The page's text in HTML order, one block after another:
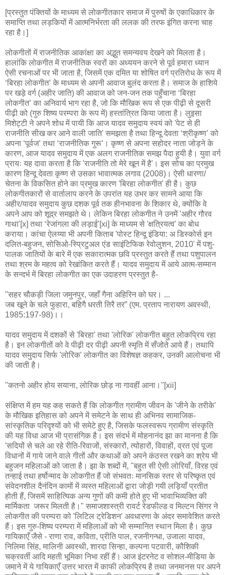
[प्रस्तुत पंक्तियों के माध्यम से लोकगीतकार समाज में पुरुषों के एकाधिकार के
समाप्ति तथा लड़कियों में आत्मनिर्भरता की ललक की तरफ इंगित करना चाह
रहा है।]
लोकगीतों में राजनीतिक आकांक्षा का अद्भुत समन्यवय देखने को मिलता है।
हालांकि लोकगीत में राजनीतिक स्वरों का अध्ययन करने से पूर्व हमारा ध्यान
ऐसी रचनाओं पर भी जाता है, जिसमें एक दमित या शोषित वर्ग प्रतिरोध के रूप में
‘बिरहा लोकगीत’ के माध्यम से अपनी आवाज बुलंद करता है। समाज के हाशिये
पर खड़े वर्ग (अहीर जाति) की आवाज को जन-जन तक पहुँचाना ‘बिरहा
लोकगीत’ का अनिवार्य भाग रहा है, जो कि मौखिक रूप से एक पीढ़ी से दूसरी
पीढ़ी को (गुरु शिष्य परम्परा के रूप में) हस्तांत्रित किया जाता है। लुइसा
मिशेट्टी ने अपने शोध में पायी कि आज यादव समुदाय स्वयं को 'पेट से ही
राजनीति सीख कर आने वाली जाति' समझता है तथा हिन्दू देवता ‘श्रीकृष्ण’ को
अपना ‘पूर्वज’ तथा ‘राजनीतिक गुरू’। कृष्ण से अपना सहोदर नाता जोड़ने के
कारण, आज यादव समुदाय में एक अलग राजनीतिक समझ पैदा हुयी है। युवा वर्ग
प्रायः यह दावा करता है कि 'राजनीति तो मेरे खून में है'। इस सोच का प्रमुख
कारण हिन्दू देवता कृष्ण से उसका भावात्मक लगाव (2008)। ऐसी धारणा/
चेतना के विकसित होने का प्रमुख कारण 'बिरहा लोकगीत' ही है। कुछ
लोकगीतकारों से वार्तालाप करने के उपरांत यह उभर कर सामने आया कि
अहीर/यादव समुदाय कुछ दशक पूर्व तक हीनभावना के शिकार थे, क्योंकि वे
अपने आप को शूद्र समझते थे। लेकिन बिरहा लोकगीत ने उनमें 'अहीर गौरव
गाथा'[x] तथा ‘रेजांगला की लड़ाई’[xi] के माध्यम से 'क्षत्रियत्व' का बोध
कराया। कांचा ऐलय्या भी अपनी किताब 'पोस्ट हिन्दू इंडिया: अ डिस्कोर्स इन
दलित-बहुजन, सोसिओ-स्प्रिटुअल एंड साइंटिफिक रेवोलुशन, 2010' में पशु-
पालक जातियों के बारे में एक सकारात्मक छवि प्रस्तुत करते हैं तथा पशुपालन
तथा श्रम के महत्व को रेखांकित करते हैं। यादव समुदाय में आये आत्म-सम्मान
के सन्दर्भ में बिरहा लोकगीत का एक उदाहरण प्रस्तुत है-
''सहर चौकड़ी जिला जमुनपुर, जहाँ गैना अहिरिन को घर। ...
जब खूने के चले फुहारा, बहिगै धरती तिरै तर” (एम. प्रताप नारायण अवस्थी,
1985:197-98)।।
यादव समुदाय में दशकों से 'बिरहा' तथा 'लोरिक' लोकगीत बहुत लोकप्रिय रहा
है। इन लोकगीतों को वे पीढ़ी दर पीढ़ी अपनी स्मृति में सँजोते आये हैं। तथापि
यादव समुदाय सिर्फ 'लोरिक' लोकगीत का विशेषज्ञ कहकर, उनकी आलोचना भी
की जाती है।
''कतनो अहीर होय सयाना, लोरिक छोड़ ना गावहीं आना।''[xii]
संक्षिप्त में हम यह कह सकते हैं कि लोकगीत ग्रामीण जीवन के 'जीने के तरीके'
के मौखिक इतिहास को अपने में समेटने के साथ ही अभिनव सामाजिक-
सांस्कृतिक परिदृश्यों को भी समेटे हुए है, जिसके फलस्वरूप ग्रामीण संस्कृति
की यह विधा आज भी प्रासंगिक है। इस संदर्भ में मोहनानंद झा का मानना है कि
'सदियों से चले आ रहे रीति-रिवाजों, संस्कारों, त्योहारों, विवाहों, व्रत एवं पूजा
विधानों में गाये जाने वाले गीतों और कथाओं को अपने कंठस्त रखने का श्रेय भी
बहुजन महिलाओं को जाता है। झा के शब्दों में, "बहुत सी ऐसी लोरियाँ, विरह एवं
तन्हाई तथा हर्षोन्माद के लोकगीत हैं जो संभवतः मानसिक स्तर से परिष्कृत एवं
संवेदनशील दैनंदिन कामों में व्यस्त महिलाओं द्वारा जोड़ी गयी लड़ियाँ प्रतीत
होती हैं, जिसमें साहित्यिक अन्य गुणों की कमी होते हुए भी भावाभिव्यक्ति की
मार्मिकता जरूर मिलती है।" समाजशास्त्री रावर्ट रेडफील्ड व मिल्टन सिंगर ने
लोकगीत की परम्परा को 'लिटिल ट्रेडिशन' अवधारणा के अंदर समावेशित करते
हैं। इस गुरु-शिष्य परम्परा में महिलाओं को भी सम्मानित स्थान मिला है। कुछ
गायिकाएँ जैसे - राणा राव, कविता, प्रीति पाल, रजनीगन्धा, उजाला यादव,
निलिमा सिंह, मालिनी अवस्थी, शारदा सिन्हा, कल्पना पटवारी, कौशिकी
चक्रवर्ती आदि महती भूमिका निभा रहीं हैं। आज इंटरनेट व सोशल-मीडिया के
जमाने में ये गायिकाएँ उत्तर भारत में काफी लोकप्रिय है तथा जनमानस पर अपने